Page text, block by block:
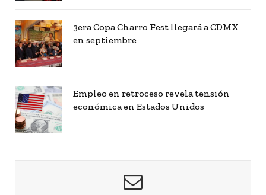
3era Copa Charro Fest llegará a CDMX
en septiembre
Empleo en retroceso revela tensión
económica en Estados Unidos